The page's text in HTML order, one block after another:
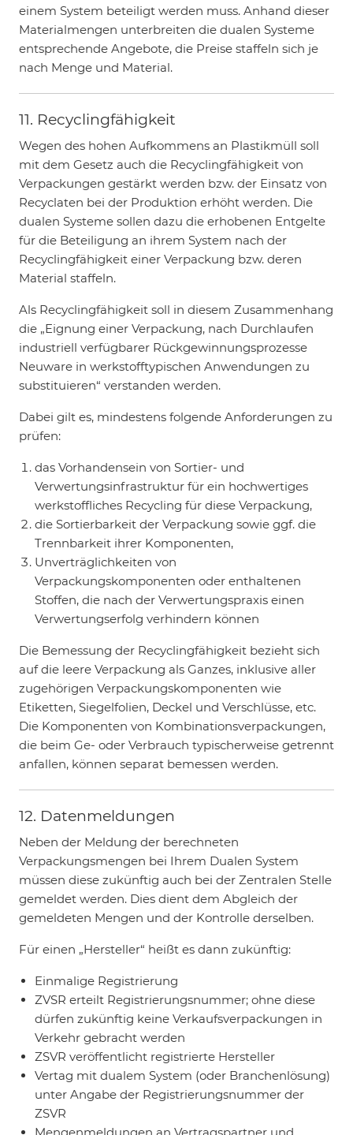
einem System beteiligt werden muss. Anhand dieser
Materialmengen unterbreiten die dualen Systeme
entsprechende Angebote, die Preise staffeln sich je
nach Menge und Material.
11. Recyclingfähigkeit
Wegen des hohen Aufkommens an Plastikmüll soll
mit dem Gesetz auch die Recyclingfähigkeit von
Verpackungen gestärkt werden bzw. der Einsatz von
Recyclaten bei der Produktion erhöht werden. Die
dualen Systeme sollen dazu die erhobenen Entgelte
für die Beteiligung an ihrem System nach der
Recyclingfähigkeit einer Verpackung bzw. deren
Material staffeln.
Als Recyclingfähigkeit soll in diesem Zusammenhang
die „Eignung einer Verpackung, nach Durchlaufen
industriell verfügbarer Rückgewinnungsprozesse
Neuware in werkstofftypischen Anwendungen zu
substituieren“ verstanden werden.
Dabei gilt es, mindestens folgende Anforderungen zu
prüfen:
das Vorhandensein von Sortier- und
Verwertungsinfrastruktur für ein hochwertiges
werkstoffliches Recycling für diese Verpackung,
die Sortierbarkeit der Verpackung sowie ggf. die
Trennbarkeit ihrer Komponenten,
Unverträglichkeiten von
Verpackungskomponenten oder enthaltenen
Stoffen, die nach der Verwertungspraxis einen
Verwertungserfolg verhindern können
Die Bemessung der Recyclingfähigkeit bezieht sich
auf die leere Verpackung als Ganzes, inklusive aller
zugehörigen Verpackungskomponenten wie
Etiketten, Siegelfolien, Deckel und Verschlüsse, etc.
Die Komponenten von Kombinationsverpackungen,
die beim Ge- oder Verbrauch typischerweise getrennt
anfallen, können separat bemessen werden.
12. Datenmeldungen
Neben der Meldung der berechneten
Verpackungsmengen bei Ihrem Dualen System
müssen diese zukünftig auch bei der Zentralen Stelle
gemeldet werden. Dies dient dem Abgleich der
gemeldeten Mengen und der Kontrolle derselben.
Für einen „Hersteller“ heißt es dann zukünftig:
Einmalige Registrierung
ZVSR erteilt Registrierungsnummer; ohne diese
dürfen zukünftig keine Verkaufsverpackungen in
Verkehr gebracht werden
ZSVR veröffentlicht registrierte Hersteller
Vertag mit dualem System (oder Branchenlösung)
unter Angabe der Registrierungsnummer der
ZSVR